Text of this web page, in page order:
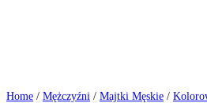
Home / Mężczyźni / Majtki Męskie /